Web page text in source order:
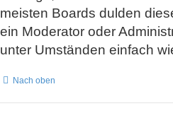
meisten Boards dulden
ein Moderator oder
unter Umständen einfach
Nach oben